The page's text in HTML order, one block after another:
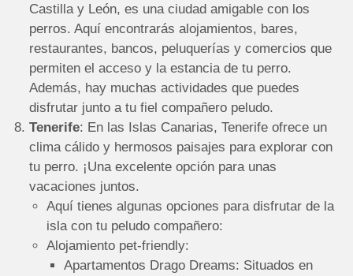
Castilla y León, es una ciudad amigable con los
perros. Aquí encontrarás alojamientos, bares,
restaurantes, bancos, peluquerías y comercios que
permiten el acceso y la estancia de tu perro.
Además, hay muchas actividades que puedes
disfrutar junto a tu fiel compañero peludo.
Tenerife: En las Islas Canarias, Tenerife ofrece un
clima cálido y hermosos paisajes para explorar con
tu perro. ¡Una excelente opción para unas
vacaciones juntos.
Aquí tienes algunas opciones para disfrutar de la
isla con tu peludo compañero:
Alojamiento pet-friendly:
Apartamentos Drago Dreams: Situados en